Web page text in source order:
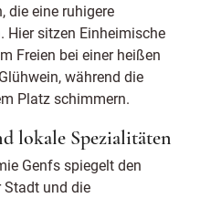
die eine ruhigere
Hier sitzen Einheimische
Freien bei einer heißen
während die
Platz schimmern.
lokale Spezialitäten
Genfs spiegelt den
Stadt und die